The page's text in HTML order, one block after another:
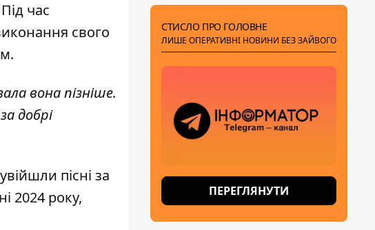
час
свого
вона пізніше.
добрі
пісні за
2024 року,
СТИСЛО ПРО ГОЛОВНЕ
ЛИШЕ ОПЕРАТИВНІ НОВИНИ БЕЗ ЗАЙВОГО
ПЕРЕГЛЯНУТИ